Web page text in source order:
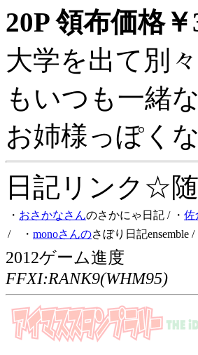
20P 領布価格￥
大学を出て別
もいつも一緒
お姉様っぽく
日記リンク☆
・ おさかなさんのさかにゃ日記 / ・ 佐
/ ・ monoさんのさぼり日記ensemble /
2012ゲーム進度
FFXI:RANK9(WHM95)